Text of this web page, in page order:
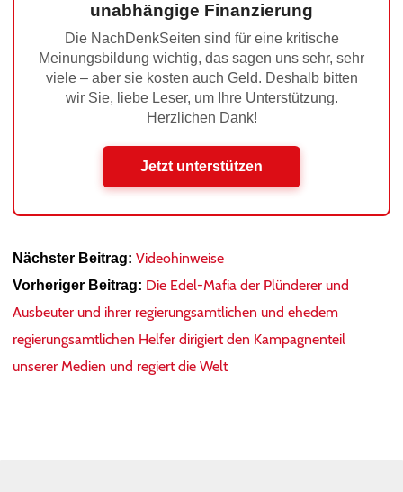
unabhängige Finanzierung
Die NachDenkSeiten sind für eine kritische
Meinungsbildung wichtig, das sagen uns sehr, sehr
viele – aber sie kosten auch Geld. Deshalb bitten
wir Sie, liebe Leser, um Ihre Unterstützung.
Herzlichen Dank!
Jetzt unterstützen
Nächster Beitrag: Videohinweise
Vorheriger Beitrag: Die Edel-Mafia der Plünderer und
Ausbeuter und ihrer regierungsamtlichen und ehedem
regierungsamtlichen Helfer dirigiert den Kampagnenteil
unserer Medien und regiert die Welt